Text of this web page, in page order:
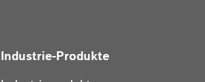
Industrie-Produkte